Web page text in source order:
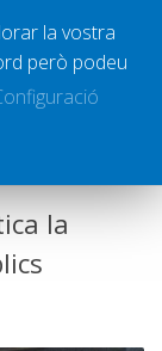
la
la vostra
però podeu